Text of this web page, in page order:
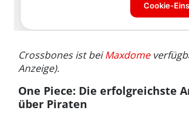
Crossbones ist beiMaxdome
Anzeige).
One Piece: Die erfolgreichste
über Piraten